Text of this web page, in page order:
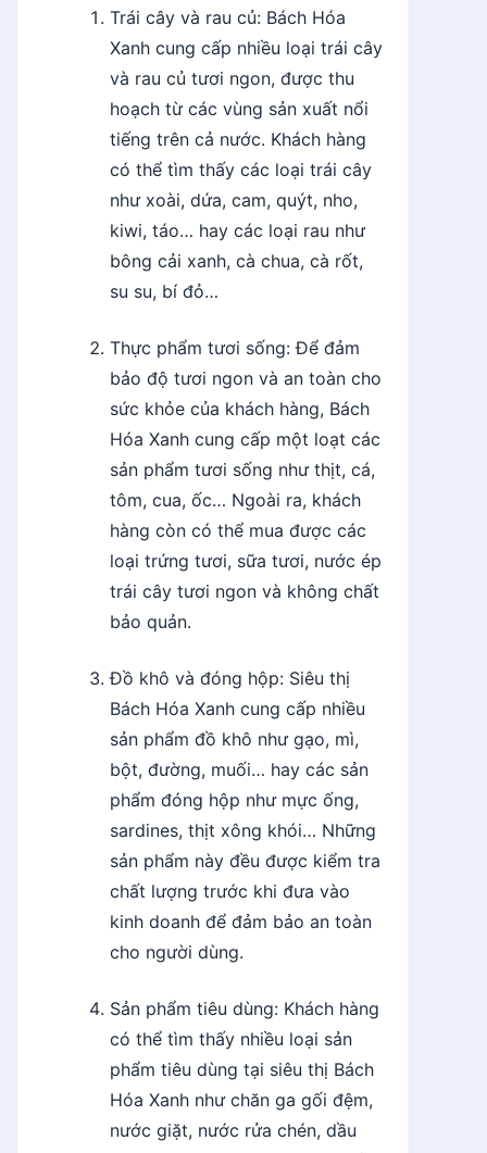
Trái cây và rau củ: Bách Hóa
Xanh cung cấp nhiều loại trái cây
và rau củ tươi ngon, được thu
hoạch từ các vùng sản xuất nổi
tiếng trên cả nước. Khách hàng
có thể tìm thấy các loại trái cây
như xoài, dứa, cam, quýt, nho,
kiwi, táo… hay các loại rau như
bông cải xanh, cà chua, cà rốt,
su su, bí đỏ…
Thực phẩm tươi sống: Để đảm
bảo độ tươi ngon và an toàn cho
sức khỏe của khách hàng, Bách
Hóa Xanh cung cấp một loạt các
sản phẩm tươi sống như thịt, cá,
tôm, cua, ốc… Ngoài ra, khách
hàng còn có thể mua được các
loại trứng tươi, sữa tươi, nước ép
trái cây tươi ngon và không chất
bảo quản.
Đồ khô và đóng hộp: Siêu thị
Bách Hóa Xanh cung cấp nhiều
sản phẩm đồ khô như gạo, mì,
bột, đường, muối… hay các sản
phẩm đóng hộp như mực ống,
sardines, thịt xông khói… Những
sản phẩm này đều được kiểm tra
chất lượng trước khi đưa vào
kinh doanh để đảm bảo an toàn
cho người dùng.
Sản phẩm tiêu dùng: Khách hàng
có thể tìm thấy nhiều loại sản
phẩm tiêu dùng tại siêu thị Bách
Hóa Xanh như chăn ga gối đệm,
nước giặt, nước rửa chén, dầu